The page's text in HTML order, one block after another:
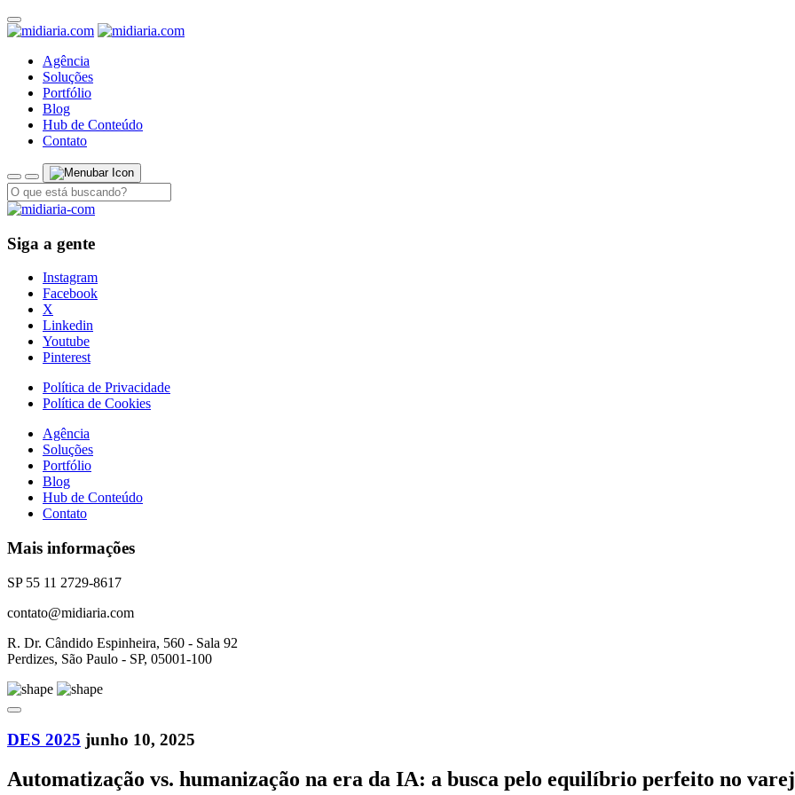
Agência
Soluções
Portfólio
Blog
Hub de Conteúdo
Contato
Siga a gente
Instagram
Facebook
X
Linkedin
Youtube
Pinterest
Política de Privacidade
Política de Cookies
Agência
Soluções
Portfólio
Blog
Hub de Conteúdo
Contato
Mais informações
SP 55 11 2729-8617
contato@midiaria.com
R. Dr. Cândido Espinheira, 560 - Sala 92
Perdizes, São Paulo - SP, 05001-100
DES 2025 junho 10, 2025
Automatização vs. humanização na era da IA: a busca pelo equilíbrio perfeito no